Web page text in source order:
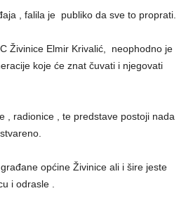
, falila je publiko da sve to proprati.
Živinice Elmir Krivalić, neophodno je
koje će znat čuvati i njegovati
, radionice , te predstave postoji nada
općine Živinice ali i šire jeste
i odrasle .